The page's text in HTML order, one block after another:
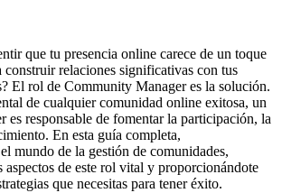
que tu presencia online carece de un toque
construir relaciones significativas con tus
El rol de Community Manager es la solución.
de cualquier comunidad online exitosa, un
es responsable de fomentar la participación, la
En esta guía completa,
mundo de la gestión de comunidades,
aspectos de este rol vital y proporcionándote
que necesitas para tener éxito.